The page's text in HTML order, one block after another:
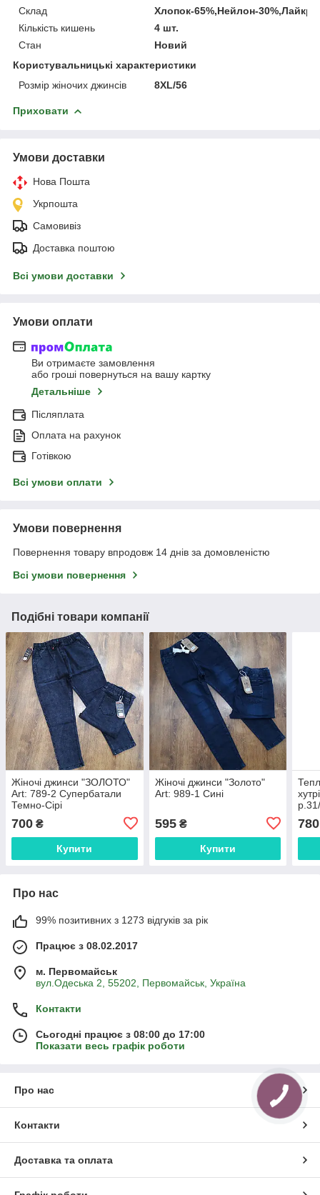
Склад
Хлопок-65%,Нейлон-
Кількість кишень
4 шт.
Стан
Новий
Користувальницькі характеристики
Розмір жіночих джинсів
8XL/56
Приховати
Умови доставки
Нова Пошта
Укрпошта
Самовивіз
Доставка поштою
Всі умови доставки
Умови оплати
Ви отримаєте замовлення
або гроші повернуться на вашу картку
Детальніше
Післяплата
Оплата на рахунок
Готівкою
Всі умови оплати
Умови повернення
Повернення товару впродовж 14 днів за домовленістю
Всі умови повернення
Подібні товари компанії
Жіночі джинси "ЗОЛОТО"
Art: 789-2 Супербатали
Темно-Сірі
700 ₴
Купити
Жіночі джинси "Золото"
Art: 989-1 Сині
595₴
Купити
780
Про нас
99% позитивних з 1273 відгуків за рік
Працює з 08.02.2017
м. Первомайськ
вул.Одеська 2, 55202, Первомайськ, Україна
Контакти
Сьогодні працює з 08:00 до 17:00
Показати весь графік роботи
Про нас
Контакти
Доставка та оплата